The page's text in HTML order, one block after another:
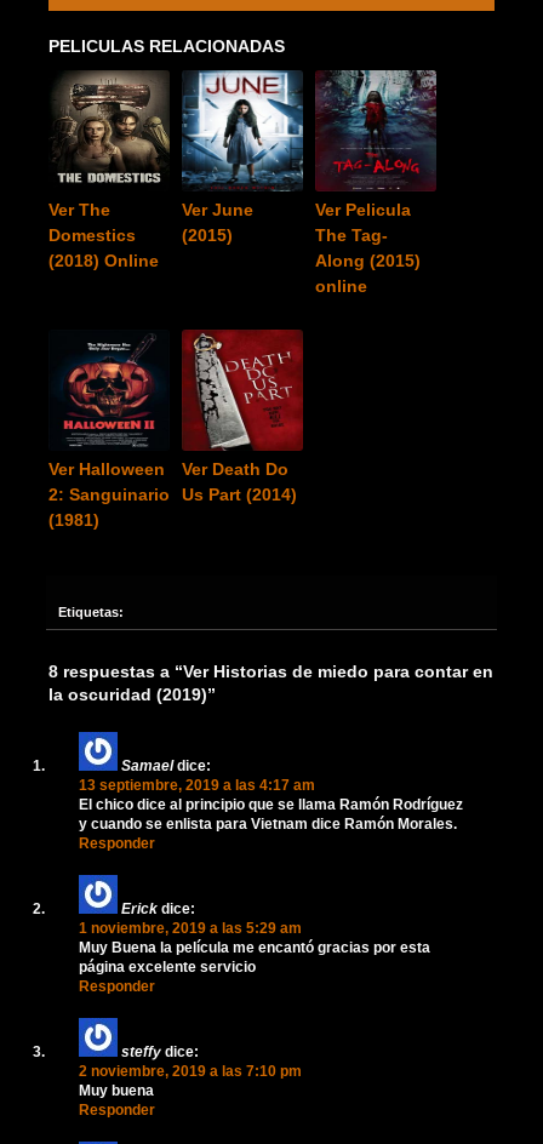
PELICULAS RELACIONADAS
Ver The
Domestics
(2018) Online
Ver June
(2015)
Ver Pelicula
The Tag-
Along (2015)
online
Ver Halloween
2: Sanguinario
(1981)
Ver Death Do
Us Part (2014)
Etiquetas:
8 respuestas a “Ver Historias de miedo para contar en
la oscuridad (2019)”
Samael dice:
13 septiembre, 2019 a las 4:17 am
El chico dice al principio que se llama Ramón Rodríguez
y cuando se enlista para Vietnam dice Ramón Morales.
Responder
Erick dice:
1 noviembre, 2019 a las 5:29 am
Muy Buena la película me encantó gracias por esta
página excelente servicio
Responder
steffy dice:
2 noviembre, 2019 a las 7:10 pm
Muy buena
Responder